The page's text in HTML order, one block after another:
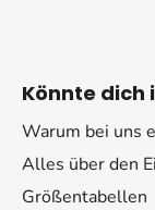
Könnte dich
Warum bei uns
Alles über den
Größentabellen